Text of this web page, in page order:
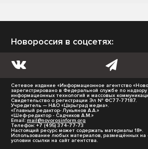
Новороссия в соцсетях:
Сетевое издание «Информационное агентство
зарегистрировано в Федеральной службе по
информационных технологий и массовых
Свидетельство о регистрации Эл № ФС77-77187.
Учредитель — НАО «Царьград медиа».
«Главный редактор- Лукьянов А.А.»
«Шеф-редактор - Садчиков А.М.»
Email: mail@novorosinform.org
Телефон: +7 (495) 374-77-73
Настоящий ресурс может содержать материалы 18+.
Использование любых материалов, размещённых на
условии ссылки на сайт агентства.